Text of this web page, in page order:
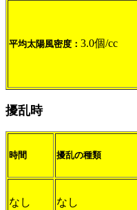
平均太陽風密度： 3.0個/cc
擾乱時
時間 擾乱の種類
なし なし